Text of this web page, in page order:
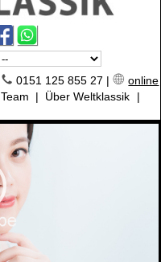
0151 125 855 27 |
online
Team | Über Weltklassik
|